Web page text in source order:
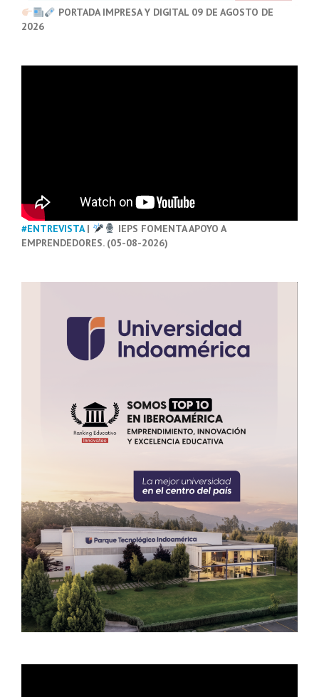
PORTADA IMPRESA Y DIGITAL 09 DE AGOSTO DE
2026
#ENTREVISTA|
IEPS FOMENTA APOYO A
EMPRENDEDORES. (05-08-2026)